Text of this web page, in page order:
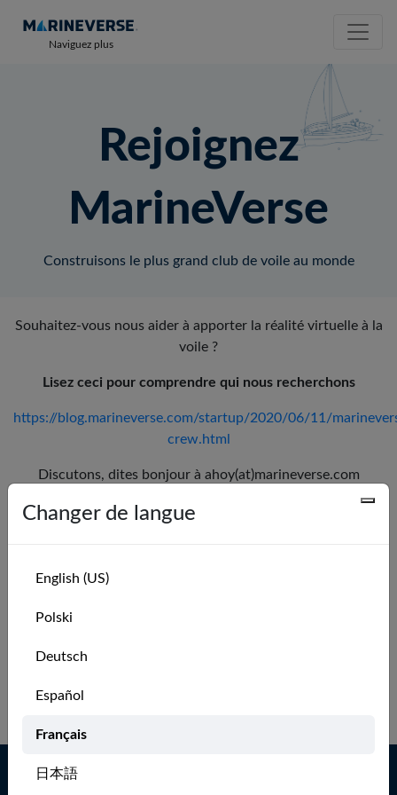
Naviguez plus
Rejoignez
MarineVerse
Construisons le plus grand club de voile au monde
Souhaitez-vous nous aider à apporter la réalité virtuelle à la
voile ?
Lisez ceci pour comprendre qui nous recherchons
https://blog.marineverse.com/startup/2020/06/11/
crew.html
Discutons, dites bonjour à ahoy(at)marineverse.com
Opportunités actuelles :
la vision de MarineVerse vous enthousiasme, n'hésitez pas à
Changer de langue
English (US)
Polski
Deutsch
Español
Français
日本語